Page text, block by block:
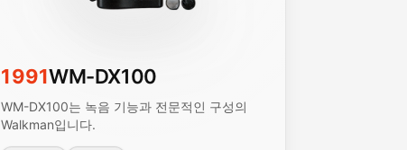
1991WM-DX100
WM-DX100는 녹음 기능과 전문적인 구성의
Walkman입니다.